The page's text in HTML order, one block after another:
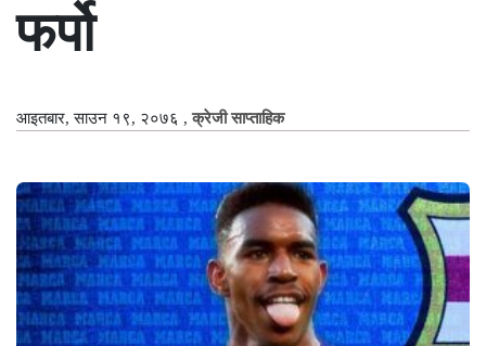
फर्पो
आइतबार, साउन १९, २०७६ ,क्रेजी साप्ताहिक